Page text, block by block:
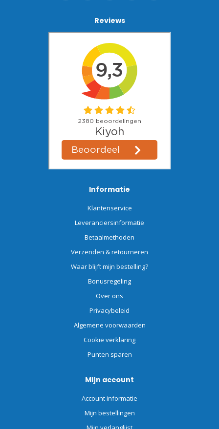
Reviews
Informatie
Klantenservice
Leveranciersinformatie
Betaalmethoden
Verzenden & retourneren
Waar blijft mijn bestelling?
Bonusregeling
Over ons
Privacybeleid
Algemene voorwaarden
Cookie verklaring
Punten sparen
Mijn account
Account informatie
Mijn bestellingen